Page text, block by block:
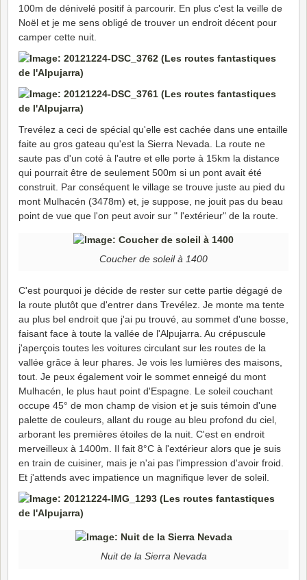
100m de dénivelé positif à parcourir. En plus c'est la veille de
Noël et je me sens obligé de trouver un endroit décent pour
camper cette nuit.
Trevélez a ceci de spécial qu'elle est cachée dans une entaille
faite au gros gateau qu'est la Sierra Nevada. La route ne
saute pas d'un coté à l'autre et elle porte à 15km la distance
qui pourrait être de seulement 500m si un pont avait été
construit. Par conséquent le village se trouve juste au pied du
mont Mulhacén (3478m) et, je suppose, ne jouit pas du beau
point de vue que l'on peut avoir sur " l'extérieur" de la route.
Coucher de soleil à 1400
C'est pourquoi je décide de rester sur cette partie dégagé de
la route plutôt que d'entrer dans Trevélez. Je monte ma tente
au plus bel endroit que j'ai pu trouvé, au sommet d'une bosse,
faisant face à toute la vallée de l'Alpujarra. Au crépuscule
j'aperçois toutes les voitures circulant sur les routes de la
vallée grâce à leur phares. Je vois les lumières des maisons,
tout. Je peux également voir le sommet enneigé du mont
Mulhacén, le plus haut point d'Espagne. Le soleil couchant
occupe 45° de mon champ de vision et je suis témoin d'une
palette de couleurs, allant du rouge au bleu profond du ciel,
arborant les premières étoiles de la nuit. C'est en endroit
merveilleux à 1400m. Il fait 8°C à l'extérieur alors que je suis
en train de cuisiner, mais je n'ai pas l'impression d'avoir froid.
Et j'attends avec impatience un magnifique lever de soleil.
Nuit de la Sierra Nevada